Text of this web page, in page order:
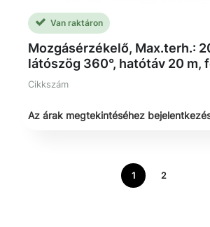
Van raktáron
Mozgásérzékelő, Max.terh.:
látószög 360°, hatótáv 20 m,
Cikkszám
Az árak megtekintéséhez
1 2